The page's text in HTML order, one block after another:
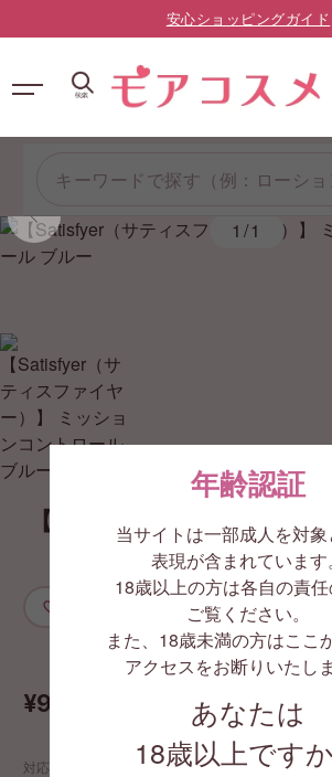
年齢認証
当サイトは一部成人を対象
表現が含まれています。
18歳以上の方は各自の責
ご覧ください。
また、18歳未満の方はここ
アクセスをお断りいたしま
あなたは
18歳以上です
1/1
【Satisfyer（サティスフ
ミッションコントロー
GA3987
¥9,900
対応する支払い方法
LINE友だち限定：¥10,000以上で送料無料